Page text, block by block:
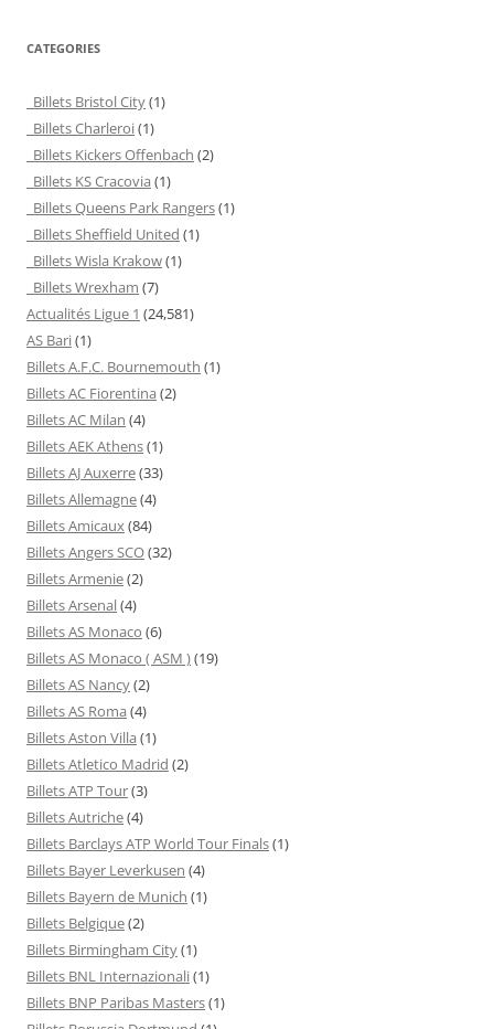
CATEGORIES
Billets Bristol City(1)
Billets Charleroi(1)
Billets Kickers Offenbach (2)
Billets KS Cracovia (1)
Billets Queens Park Rangers(1)
Billets Sheffield United (1)
Billets Wisla Krakow(1)
Billets Wrexham (7)
Actualités Ligue 1 (24,581)
AS Bari(1)
Billets A.F.C. Bournemouth (1)
Billets AC Fiorentina (2)
Billets AC Milan (4)
Billets AEK Athens(1)
Billets AJ Auxerre(33)
Billets Allemagne(4)
Billets Amicaux(84)
Billets Angers SCO(32)
Billets Armenie(2)
Billets Arsenal(4)
Billets AS Monaco (6)
Billets AS Monaco ( ASM )(19)
Billets AS Nancy(2)
Billets AS Roma (4)
Billets Aston Villa (1)
Billets Atletico Madrid (2)
Billets ATP Tour(3)
Billets Autriche(4)
Billets Barclays ATP World Tour Finals(1)
Billets Bayer Leverkusen (4)
Billets Bayern de Munich (1)
Billets Belgique(2)
Billets Birmingham City(1)
Billets BNL Internazionali(1)
Billets BNP Paribas Masters(1)